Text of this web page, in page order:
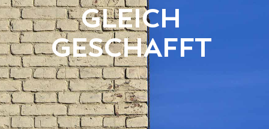
GLEICH
GESCHAFFT